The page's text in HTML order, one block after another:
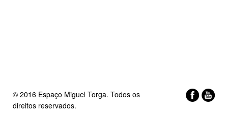
© 2016 Espaço Miguel Torga. Todos os
direitos reservados.